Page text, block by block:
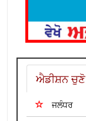
ਐਡੀਸ਼ਨ ਚੁਣੋ
ਜਲੰਧਰ